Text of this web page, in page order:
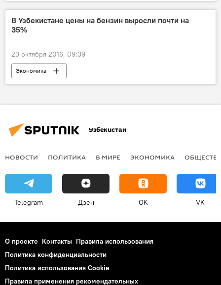
В Узбекистане цены на бензин выросли почти на
35%
23 октября 2016, 09:39
Экономика
Узбекистан
НОВОСТИ ПОЛИТИКА В МИРЕ ЭКОНОМИКА
Telegram Дзен OK VK
О проекте Контакты Правила использования
Политика конфиденциальности
Политика использования Cookie
Правила применения рекомендательных